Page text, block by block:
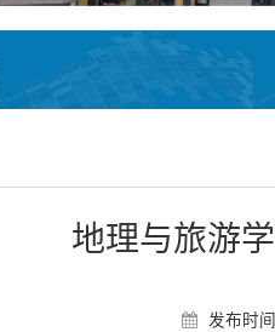
地理与旅游
发布时